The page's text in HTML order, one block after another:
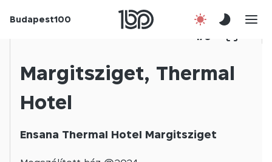
Budapest100
Csatlakozz!
1/ 0
Margitsziget, Thermal
Hotel
Ensana Thermal Hotel Margitsziget